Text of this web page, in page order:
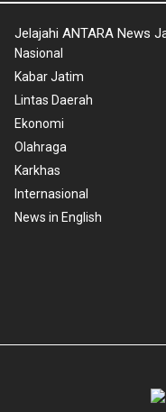
Jelajahi ANTARA News
Nasional
Kabar Jatim
Lintas Daerah
Ekonomi
Olahraga
Karkhas
Internasional
News in English